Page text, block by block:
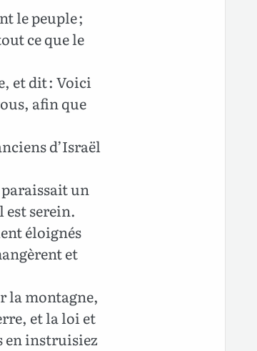
le peuple ;
ce que le
et dit : Voici
afin que
d’Israël
un
est serein.
éloignés
et
la montagne,
et la loi et
en instruisiez